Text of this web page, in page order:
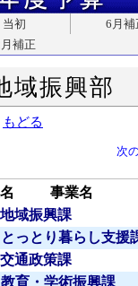
当初
6月補
補正
域振興部
もどる
次
事業名
地域振興課
とっとり暮らし支援
交通政策課
教育・学術振興課